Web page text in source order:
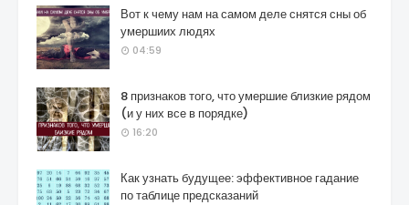
Вот к чему нам на самом деле снятся сны об
умершиих людях
04:59
8 признаков того, что умершие близкие рядом
(и у них все в порядке)
16:20
Как узнать будущее: эффективное гадание
по таблице предсказаний